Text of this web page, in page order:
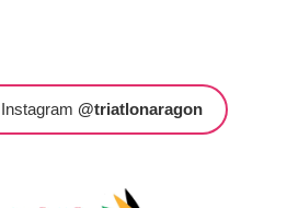
@triatlonaragon